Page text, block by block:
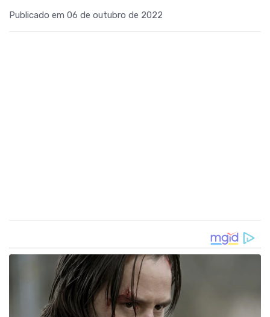
Publicado em 06 de outubro de 2022